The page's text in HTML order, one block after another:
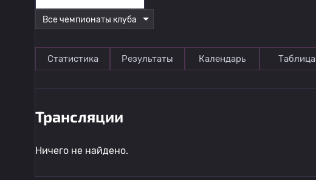
Все чемпионаты клуба
Статистика Результаты Календарь Таблица
Трансляции
Ничего не найдено.